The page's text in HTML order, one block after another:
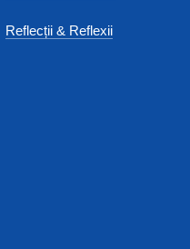
Reflecții & Reflexii